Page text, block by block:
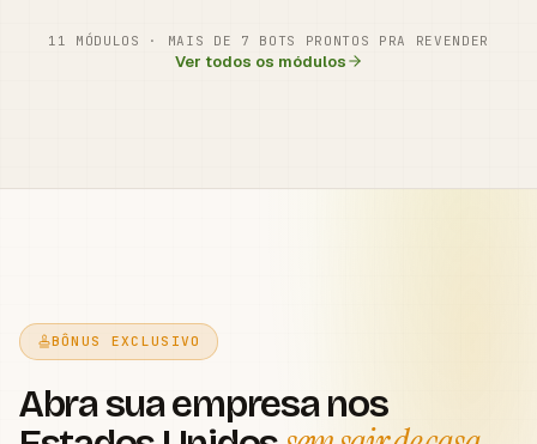
11 MÓDULOS · MAIS DE 7 BOTS PRONTOS PRA REVENDER
Ver todos os módulos
BÔNUS EXCLUSIVO
Abra sua empresa nos